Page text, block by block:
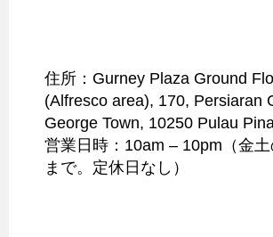
住所：Gurney Plaza Ground
(Alfresco area), 170, Persiaran
George Town, 10250 Pulau
営業日時：10am – 10pm（金
まで。定休日なし）